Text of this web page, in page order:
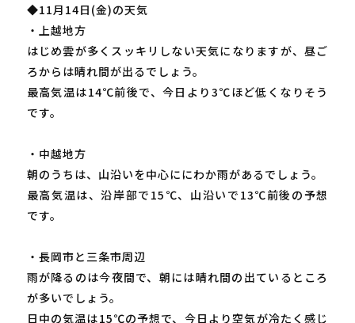
◆11月14日(金)の天気
・上越地方
はじめ雲が多くスッキリしない天気になりますが、昼ご
ろからは晴れ間が出るでしょう。
最高気温は14℃前後で、今日より3℃ほど低くなりそう
です。
・中越地方
朝のうちは、山沿いを中心ににわか雨があるでしょう。
最高気温は、沿岸部で15℃、山沿いで13℃前後の予想
です。
・長岡市と三条市周辺
雨が降るのは今夜間で、朝には晴れ間の出ているところ
が多いでしょう。
日中の気温は15℃の予想で、今日より空気が冷たく感じ